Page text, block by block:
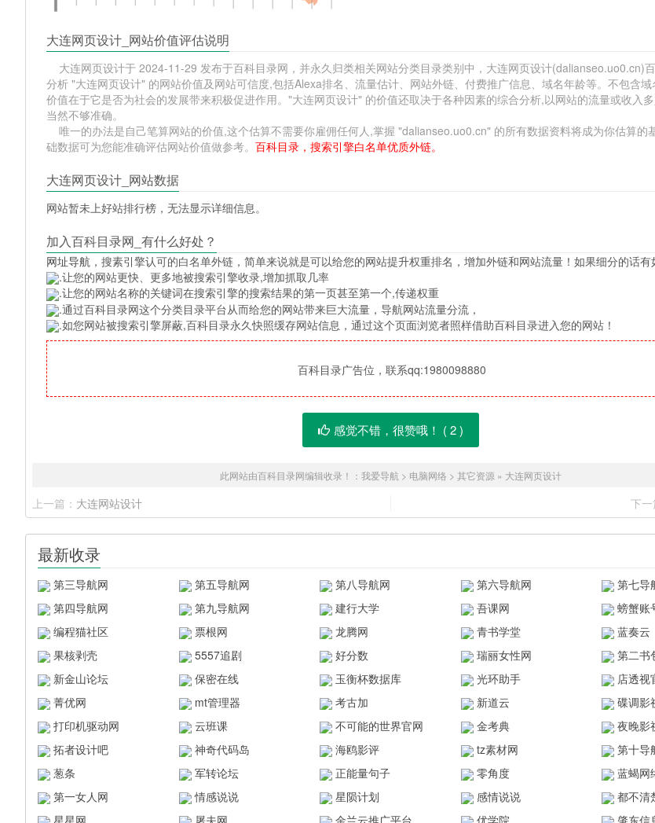
大连网页设计_网站价值评估说明
大连网页设计于 2024-11-29 发布于百科目录网，并永久归类相关网站分类目录类别中，大连网页设计(dalianseo.uo0.cn)
分析 "大连网页设计" 的网站价值及网站可信度,包括Alexa排名、流量估计、网站外链、付费推广信息、域名年龄等。不包含
价值在于它是否为社会的发展带来积极促进作用。"大连网页设计" 的价值还取决于各种因素的综合分析,以网站的流量或收入
当然不够准确。
唯一的办法是自己笔算网站的价值,这个估算不需要你雇佣任何人,掌握 "dalianseo.uo0.cn" 的所有数据资料将成为你估算的
础数据可为您能准确评估网站价值做参考。百科目录，搜索引擎白名单优质外链。
大连网页设计_网站数据
网站暂未上好站排行榜，无法显示详细信息。
加入百科目录网_有什么好处？
网址导航 ，搜素引擎认可的白名单外链，简单来说就是可以给您的网站提升权重排名，增加外链和网站流量！如果细分的话有
.让您的网站更快、更多地被搜索引擎收录,增加抓取几率
.让您的网站名称的关键词在搜索引擎的搜索结果的第一页甚至第一个,传递权重
.通过百科目录网这个分类目录平台从而给您的网站带来巨大流量，导航网站流量分流，
.如您网站被搜索引擎屏蔽,百科目录永久快照缓存网站信息，通过这个页面浏览者照样借助百科目录进入您的网站！
百科目录广告位，联系qq:1980098880
感觉不错，很赞哦！ ( 2)
此网站由百科目录网编辑收录！： 我爱导航 > 电脑网络 > 其它资源 » 大连网页设计
上一篇： 大连网站设计 下一
最新收录
第三导航网 第五导航网 第八导航网 第六导航网
第七导
第四导航网
第九导航网 建行大学 吾课网
螃蟹账
编程猫社区
票根网 龙腾网 青书学堂
蓝奏云
果核剥壳
5557追剧 好分数 瑞丽女性网
第二书
新金山论坛
保密在线 玉衡杯数据库 光环助手
店透视
菁优网
mt管理器 考古加 新道云
碟调影
打印机驱动网
云班课 不可能的世界官网 金考典
夜晚影
拓者设计吧
神奇代码岛 海鸥影评 tz素材网
第十导
葱条
军转论坛 正能量句子 零角度
蓝蝎网
第一女人网
情感说说 星陨计划 感情说说
都不清